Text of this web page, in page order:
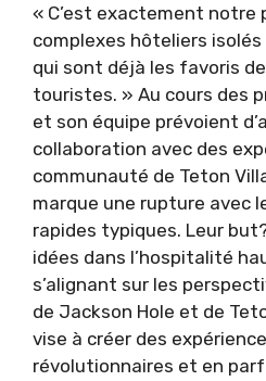
« C’est exactement notre
complexes hôteliers
qui sont déjà les favoris
touristes. » Au cours des
et son équipe prévoient
collaboration avec des
communauté de Teton
marque une rupture avec
rapides typiques. Leur
idées dans l’hospitalité
s’alignant sur les
de Jackson Hole et de
vise à créer des
révolutionnaires et en